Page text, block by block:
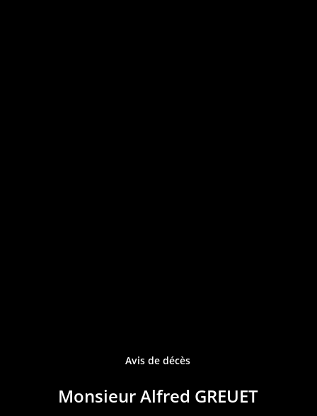
Avis de décès
Monsieur Alfred GREUET